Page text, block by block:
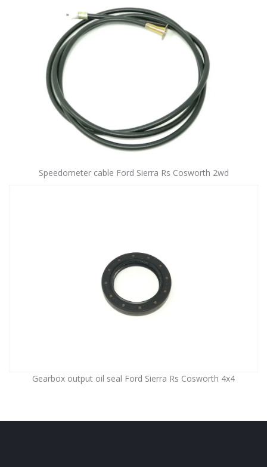
Speedometer cable Ford Sierra Rs Cosworth 2wd
Gearbox output oil seal Ford Sierra Rs Cosworth 4x4